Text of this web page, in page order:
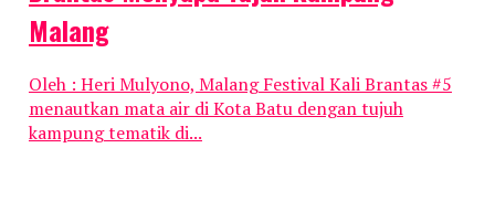
Malang
Oleh : Heri Mulyono, Malang Festival Kali Brantas #5
menautkan mata air di Kota Batu dengan tujuh
kampung tematik di...